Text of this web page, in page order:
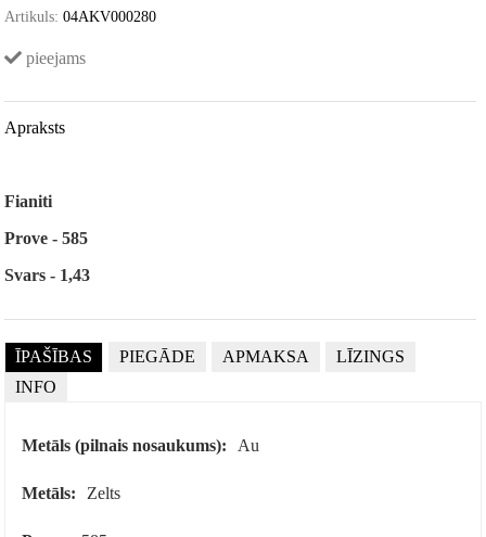
Artikuls: 04AKV000280
pieejams
Apraksts
Fianiti
Prove - 585
Svars - 1,43
ĪPAŠĪBAS PIEGĀDE APMAKSA
LĪZINGS
INFO
Metāls (pilnais nosaukums): Au
Metāls: Zelts